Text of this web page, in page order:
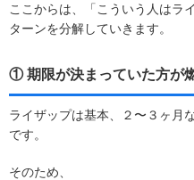
ここからは、「こういう人はラ
ターンを分解していきます。
① 期限が決まっていた方が
ライザップは基本、２〜３ヶ月
です。
そのため、